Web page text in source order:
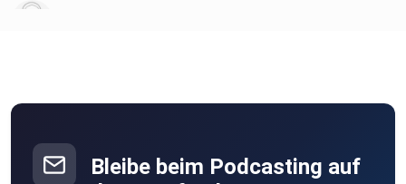
Ganderkesee
Bleibe beim Podcasting auf